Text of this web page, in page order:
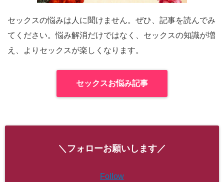
セックスの悩みは人に聞けません。ぜひ、記事を読んでみ
てください。悩み解消だけではなく、セックスの知識が増
え、よりセックスが楽しくなります。
セックスお悩み記事
＼フォローお願いします／
Follow